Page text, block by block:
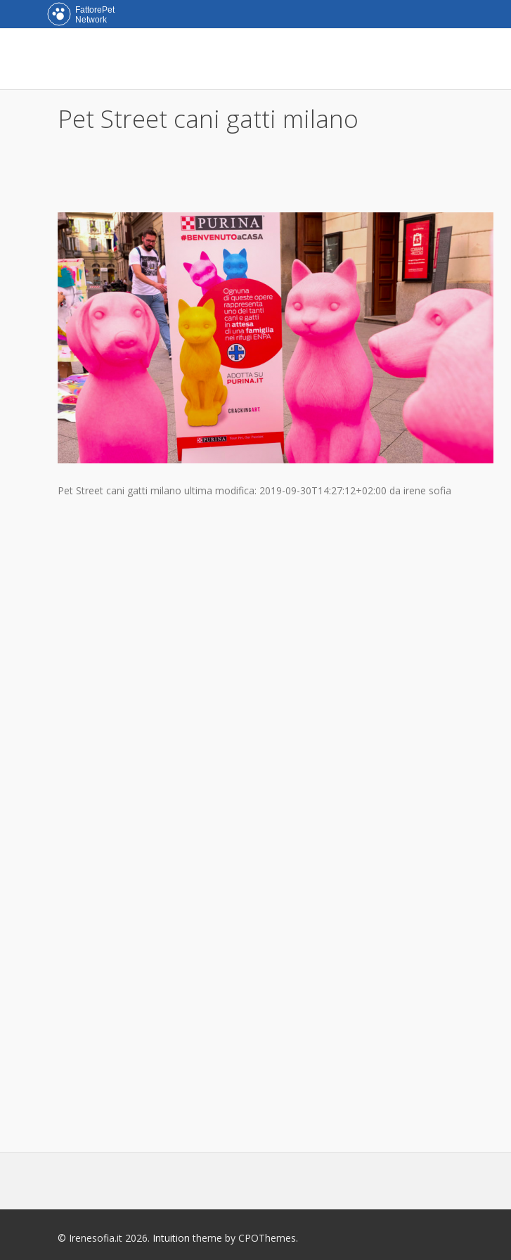
Pet Street cani gatti milano
Pet Street cani gatti milano ultima modifica: 2019-09-30T14:27:12+02:00 da irene sofia
© Irenesofia.it 2026. Intuition theme by CPOThemes.
FattorePet
Network